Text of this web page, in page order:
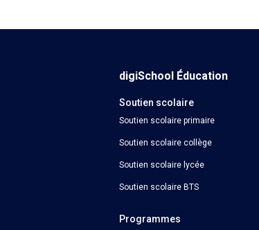
digiSchool Éducation
Soutien scolaire
Soutien scolaire primaire
Soutien scolaire collège
Soutien scolaire lycée
Soutien scolaire BTS
Programmes